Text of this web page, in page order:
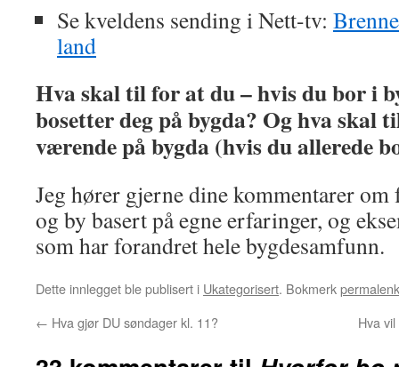
Se kveldens sending i Nett-tv:
land
Hva skal til for at du – hvis du bor i
bosetter deg på bygda? Og hva skal
værende på bygda (hvis du allerede
Jeg hører gjerne dine kommentarer
og by basert på egne erfaringer, og
som har forandret hele bygdesamfunn.
Dette innlegget ble publisert i Ukategorisert. Bokmerk
← Hva gjør DU søndager kl. 11? Hva